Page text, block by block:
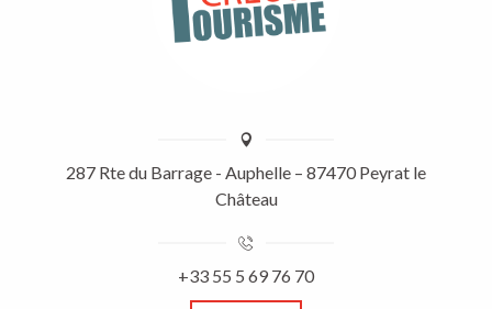
287 Rte du Barrage - Auphelle – 87470 Peyrat le
Château
+33 55 5 69 76 70